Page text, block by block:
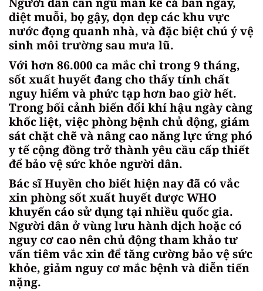
diệt muỗi, bọ gậy, dọn dẹp các khu vực
nước đọng quanh nhà, và đặc biệt chú ý vệ
sinh môi trường sau mưa lũ.
Với hơn 86.000 ca mắc chỉ trong 9 tháng,
sốt xuất huyết đang cho thấy tính chất
nguy hiểm và phức tạp hơn bao giờ hết.
Trong bối cảnh biến đổi khí hậu ngày càng
khốc liệt, việc phòng bệnh chủ động, giám
sát chặt chẽ và nâng cao năng lực ứng phó
y tế cộng đồng trở thành yêu cầu cấp thiết
để bảo vệ sức khỏe người dân.
Bác sĩ Huyền cho biết hiện nay đã có vắc
xin phòng sốt xuất huyết được WHO
khuyến cáo sử dụng tại nhiều quốc gia.
Người dân ở vùng lưu hành dịch hoặc có
nguy cơ cao nên chủ động tham khảo tư
vấn tiêm vắc xin để tăng cường bảo vệ sức
khỏe, giảm nguy cơ mắc bệnh và diễn tiến
nặng.